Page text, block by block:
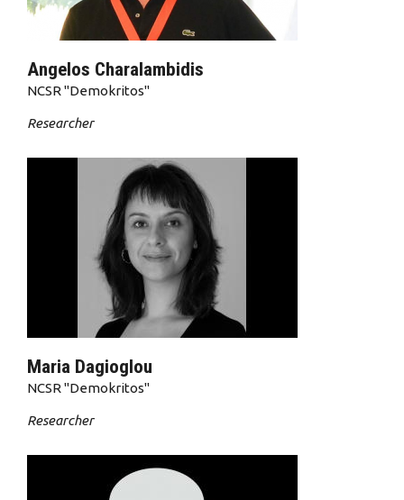
Angelos Charalambidis
NCSR "Demokritos"
Researcher
Maria Dagioglou
NCSR "Demokritos"
Researcher